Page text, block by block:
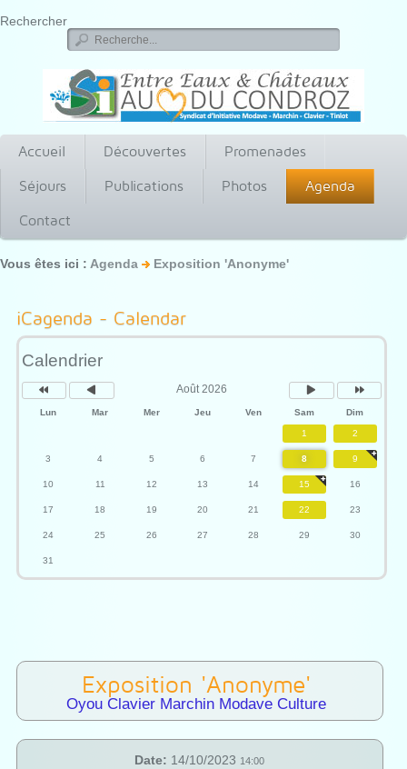
Rechercher
Accueil Découvertes
Promenades
Séjours
Publications Photos
Agenda
Contact
Vous êtes ici : Agenda Exposition 'Anonyme'
iCagenda - Calendar
Calendrier
précédente précédent
Août 2026
Lun Mar Mer Jeu Ven Sam Dim
1 2
3 4 5 6 7 8 9
10 11 12 13 14 15 16
17 18 19 20 21 22 23
24 25 26 27 28 29 30
31
Exposition 'Anonyme'
Oyou Clavier Marchin Modave Culture
Date: 14/10/2023 14:00